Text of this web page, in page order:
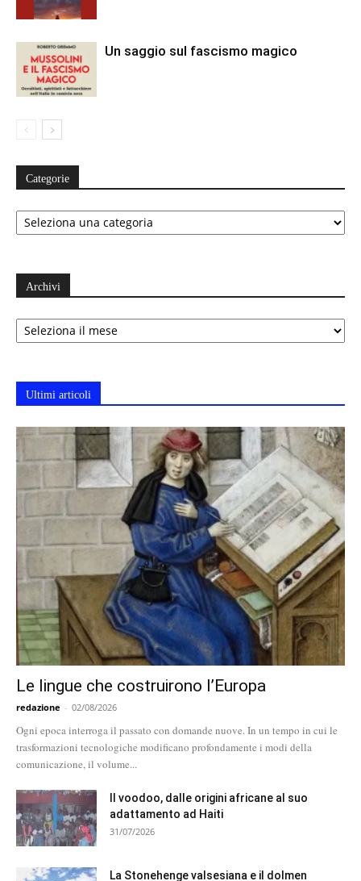
Un saggio sul fascismo magico
Categorie
Categorie
Archivi
Archivi
Ultimi articoli
Le lingue che costruirono l’Europa
redazione - 02/08/2026
Ogni epoca interroga il passato con domande nuove. In un tempo in cui le
trasformazioni tecnologiche modificano profondamente i modi della
comunicazione, il volume...
Il voodoo, dalle origini africane al suo
adattamento ad Haiti
31/07/2026
La Stonehenge valsesiana e il dolmen